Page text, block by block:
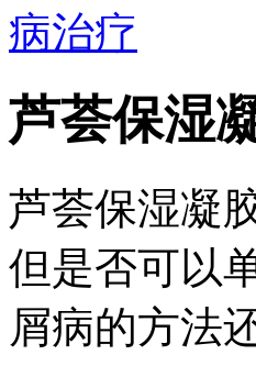
病治疗
芦荟保湿
芦荟保湿凝
但是否可以
屑病的方法